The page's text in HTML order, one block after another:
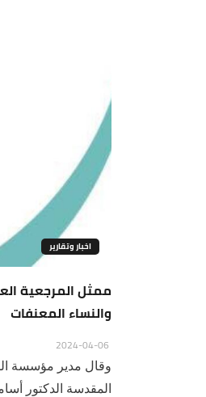
اخبار وتقارير
والنساء المعنفات
وقال مدير مؤسسة
المقدسة الدكتور